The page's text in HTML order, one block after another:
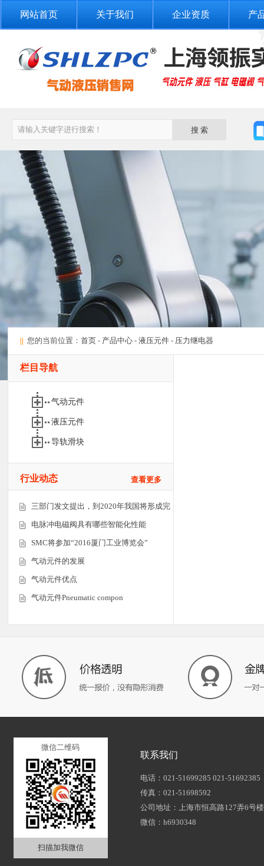
网站首页 关于我们 企业资质 产
|| 您的当前位置： 首页- 产品中心- 液压元件- 压力继电器
栏目导航
气动元件
液压元件
导轨滑块
行业动态 查看更多
三部门发文提出，到2020年我国将形成完
电脉冲电磁阀具有哪些智能化性能
SMC将参加“2016厦门工业博览会”
气动元件的发展
气动元件优点
气动元件Pneumatic compon
微信二维码
扫描加我微信
联系我们
电话：021-51699285 021-51692385
传真：021-51698592
公司地址：上海市恒高路127弄6号
微信：h6930348